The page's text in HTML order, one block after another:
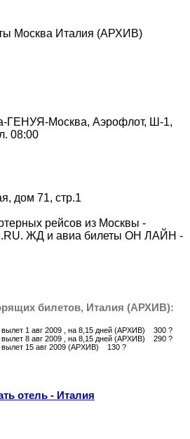
Москва Италия (АРХИВ)
ГЕНУЯ-Москва, Аэрофлот, Ш-1,
08:00
дом 71, стр.1
рейсов из Москвы -
ЖД и авиа билеты ОН ЛАЙН -
билетов, Италия (АРХИВ):
вылет 1 авг 2009 , на 8,15 дней (АРХИВ) 300 ?
вылет 8 авг 2009 , на 8,15 дней (АРХИВ) 290 ?
вылет 15 авг 2009 (АРХИВ) 130 ?
отель - Италия